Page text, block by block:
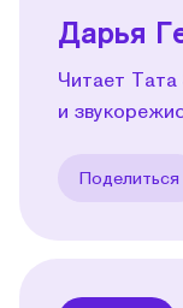
Дарья
Читает
и
Поделиться